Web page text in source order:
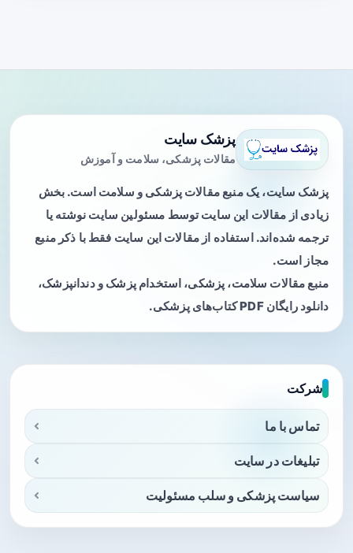
پزشک سایت
مقالات پزشکی، سلامت و آموزش
پزشک سایت، یک منبع مقالات پزشکی و سلامت است. بخش
زیادی از مقالات این سایت توسط مسئولین سایت نوشته یا
ترجمه شده‌اند. استفاده از مقالات این سایت فقط با ذکر منبع
مجاز است.
منبع مقالات سلامت، پزشکی، استخدام پزشک و دندانپزشک،
دانلود رایگان PDF کتاب‌های پزشکی.
شرکت
تماس با ما
تبلیغات در سایت
سیاست پزشکی و سلب مسئولیت